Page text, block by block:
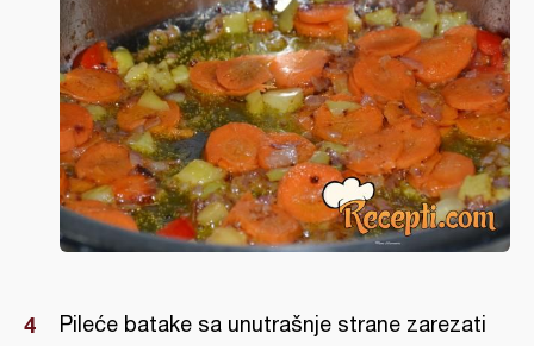
Pileće batake sa unutrašnje strane zarezati